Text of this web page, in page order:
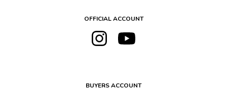
OFFICIAL ACCOUNT
BUYERS ACCOUNT